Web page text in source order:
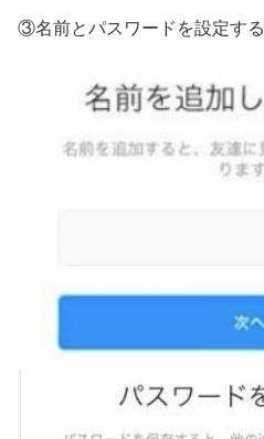
③名前とパスワードを設定する